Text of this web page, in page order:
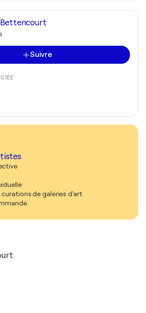
Bettencourt
Suivre
curations de galeries d'art